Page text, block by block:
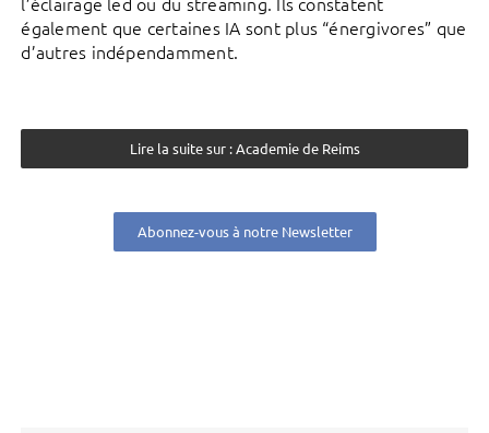
également que certaines IA sont plus “énergivores” que
d’autres indépendamment.
Lire la suite sur : Academie de Reims
Abonnez-vous à notre Newsletter